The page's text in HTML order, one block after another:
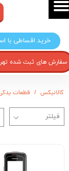
خرید اقساطی با
سفارش های ثبت شده تهران تا قبل ساعت 11
کالانیکس قطعات